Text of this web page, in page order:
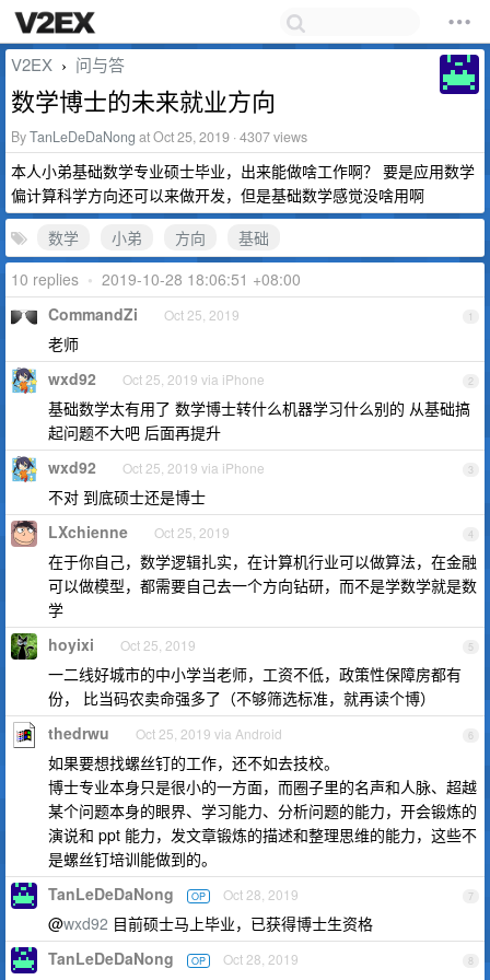
V2EX › 问与答
数学博士的未来就业方向
ByTanLeDeDaNong at Oct 25, 2019 · 4307 views
本人小弟基础数学专业硕士毕业，出来能做啥工作啊？ 要是应用数学
偏计算科学方向还可以来做开发，但是基础数学感觉没啥用啊
数学
小弟 方向
基础
10 replies • 2019-10-28 18:06:51 +08:00
1
CommandZi Oct 25, 2019
老师
2
wxd92 Oct 25, 2019 via iPhone
基础数学太有用了 数学博士转什么机器学习什么别的 从基础搞
起问题不大吧 后面再提升
3
wxd92 Oct 25, 2019 via iPhone
不对 到底硕士还是博士
4
LXchienne Oct 25, 2019
在于你自己，数学逻辑扎实，在计算机行业可以做算法，在金融
可以做模型，都需要自己去一个方向钻研，而不是学数学就是数
学
5
hoyixi Oct 25, 2019
一二线好城市的中小学当老师，工资不低，政策性保障房都有
份， 比当码农卖命强多了（不够筛选标准，就再读个博）
6
thedrwu Oct 25, 2019 via Android
如果要想找螺丝钉的工作，还不如去技校。
博士专业本身只是很小的一方面，而圈子里的名声和人脉、超越
某个问题本身的眼界、学习能力、分析问题的能力，开会锻炼的
演说和 ppt 能力，发文章锻炼的描述和整理思维的能力，这些不
是螺丝钉培训能做到的。
7
TanLeDeDaNong OP Oct 28, 2019
@wxd92 目前硕士马上毕业，已获得博士生资格
8
TanLeDeDaNong OP Oct 28, 2019